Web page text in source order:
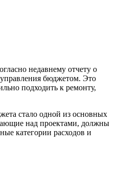
недавнему отчету о
бюджетом. Это
подходить к ремонту,
стало одной из основных
над проектами, должны
категории расходов и